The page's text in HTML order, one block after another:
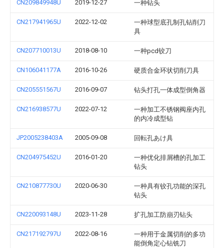
CN209849948U 2019-12-27 一种钻头
CN217941965U 2022-12-02
一种球型底孔制孔钻削刀
具
CN207710013U 2018-08-10 一种pcd铰刀
CN106041177A 2016-10-26 硬质合金环状切削刀具
CN205551567U 2016-09-07 钻头打孔一体成型倒角器
CN216938577U 2022-07-12
一种加工不锈钢阀座内孔
的内冷成型钻
JP2005238403A 2005-09-08 回転孔あけ具
CN204975452U 2016-01-20
一种优化排屑槽的孔加工
钻头
CN210877730U 2020-06-30
一种具有铰孔功能的深孔
钻头
CN220093148U 2023-11-28 扩孔加工防崩刃钻头
CN217192797U 2022-08-16
一种用于金属切削的多功
能倒角定心钻铣刀